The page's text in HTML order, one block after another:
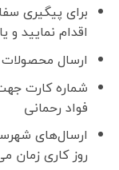
برای پیگیری
اقدام نمایید
ارسال
فواد رحمانی
روز کاری زمان